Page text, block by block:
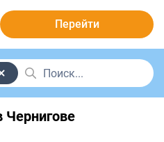
Перейти